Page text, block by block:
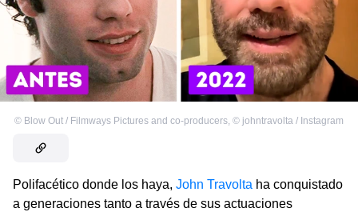
© Blow Out / Filmways Pictures and co-producers, © johntravolta / Instagram
Polifacético donde los haya, John Travolta ha conquistado
a generaciones tanto a través de sus actuaciones